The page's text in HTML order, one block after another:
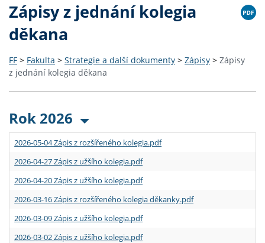
Zápisy z jednání kolegia
děkana
FF > Fakulta > Strategie a další dokumenty > Zápisy > Zápisy
z jednání kolegia děkana
Rok 2026
2026-05-04 Zápis z rozšířeného kolegia.pdf
2026-04-27 Zápis z užšího kolegia.pdf
2026-04-20 Zápis z užšího kolegia.pdf
2026-03-16 Zápis z rozšířeného kolegia děkanky.pdf
2026-03-09 Zápis z užšího kolegia.pdf
2026-03-02 Zápis z užšího kolegia.pdf